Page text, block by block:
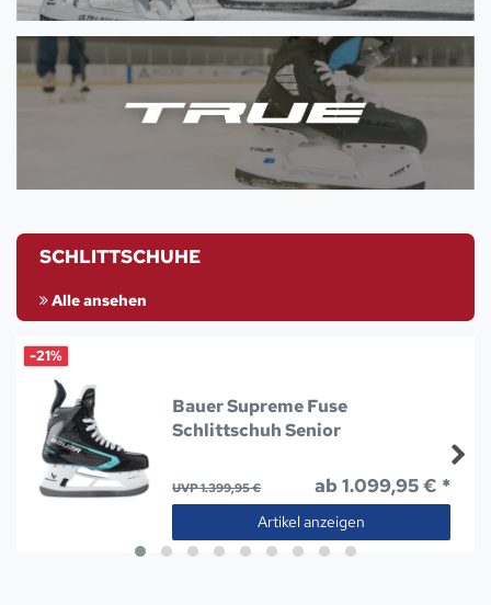
SCHLITTSCHUHE
Alle ansehen
-21%
Bauer Supreme Fuse
Schlittschuh Senior
UVP 1.399,95 € ab 1.099,95 € *
Artikel anzeigen